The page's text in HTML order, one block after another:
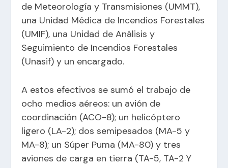
de Meteorología y Transmisiones (UMMT),
una Unidad Médica de Incendios Forestales
(UMIF), una Unidad de Análisis y
Seguimiento de Incendios Forestales
(Unasif) y un encargado.
A estos efectivos se sumó el trabajo de
ocho medios aéreos: un avión de
coordinación (ACO-8); un helicóptero
ligero (LA-2); dos semipesados (MA-5 y
MA-8); un Súper Puma (MA-80) y tres
aviones de carga en tierra (TA-5, TA-2 Y